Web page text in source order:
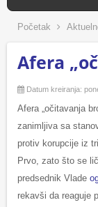
Početak
Afera
Datum kreiranja:
Afera „očitavanja
zanimljiva sa
protiv korupcije iz
Prvo, zato što se
predsednik Vlade
rekavši da reaguje